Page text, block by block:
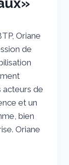
Oriane
de
acteurs de
et un
bien
Oriane